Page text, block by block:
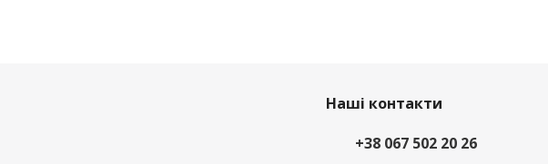
Наші контакти
+38 067 502 20 26